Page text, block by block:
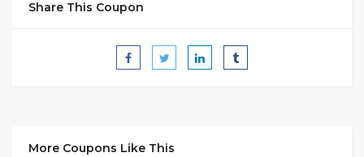
Share This Coupon
More Coupons Like This